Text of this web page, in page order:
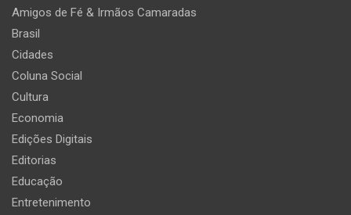
Amigos de Fé & Irmãos Camaradas
Brasil
Cidades
Coluna Social
Cultura
Economia
Edições Digitais
Editorias
Educação
Entretenimento